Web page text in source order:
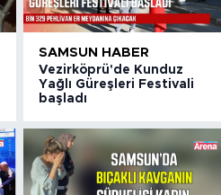
SAMSUN HABER
Vezirköprü'de Kunduz
Yağlı Güreşleri Festivali
başladı